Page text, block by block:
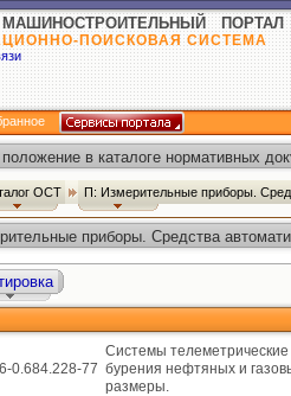
ПОРТАЛ
ПОИСКОВАЯ СИСТЕМА
в каталоге нормативных
ОСТ П: Измерительные приборы.
приборы. Средства
0.684.228-77
Системы
бурения нефтяных и
размеры.